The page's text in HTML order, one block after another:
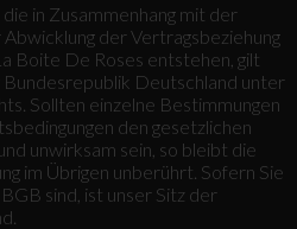
in Zusammenhang mit der
Abwicklung der Vertragsbeziehung
Boite De Roses entstehen, gilt
Bundesrepublik Deutschland unter
Sollten einzelne Bestimmungen
den gesetzlichen
unwirksam sein, so bleibt die
im Übrigen unberührt. Sofern Sie
sind, ist unser Sitz der